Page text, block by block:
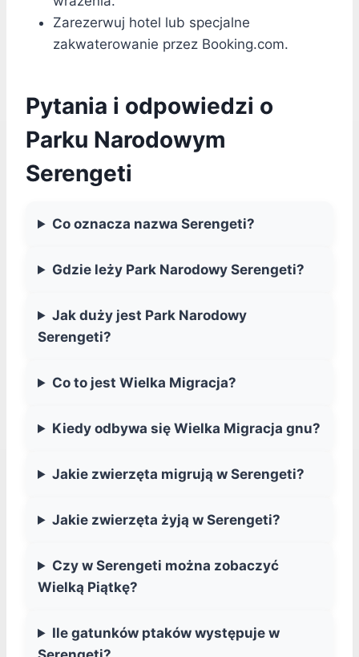
Zarezerwuj hotel lub specjalne
zakwaterowanie przez Booking.com.
Pytania i odpowiedzi o
Parku Narodowym
Serengeti
Co oznacza nazwa Serengeti?
Gdzie leży Park Narodowy Serengeti?
Jak duży jest Park Narodowy
Serengeti?
Co to jest Wielka Migracja?
Kiedy odbywa się Wielka Migracja gnu?
Jakie zwierzęta migrują w Serengeti?
Jakie zwierzęta żyją w Serengeti?
Czy w Serengeti można zobaczyć
Wielką Piątkę?
Ile gatunków ptaków występuje w